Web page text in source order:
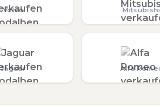
Volvo Mitsubishi
Jaguar Alfa